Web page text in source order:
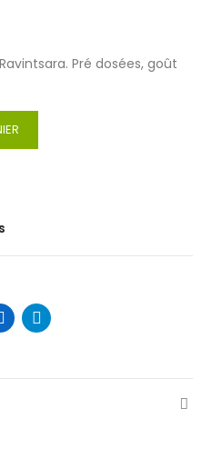
Pré dosées, goût